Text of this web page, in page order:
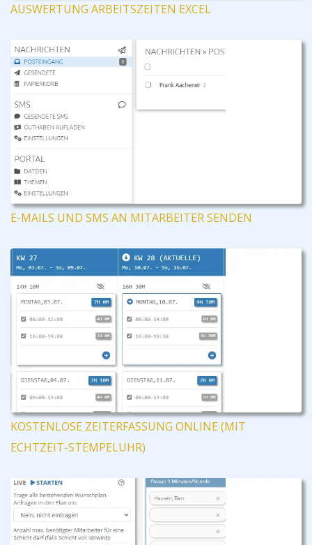
AUSWERTUNG ARBEITSZEITEN EXCEL
E-MAILS UND SMS AN MITARBEITER SENDEN
KOSTENLOSE ZEITERFASSUNG ONLINE (MIT
ECHTZEIT-STEMPELUHR)